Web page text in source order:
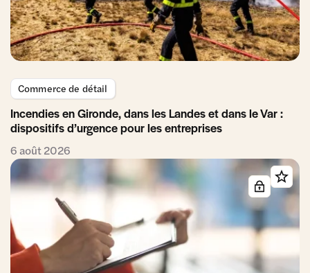
Commerce de détail
Incendies en Gironde, dans les Landes et dans le Var :
dispositifs d’urgence pour les entreprises
6 août 2026